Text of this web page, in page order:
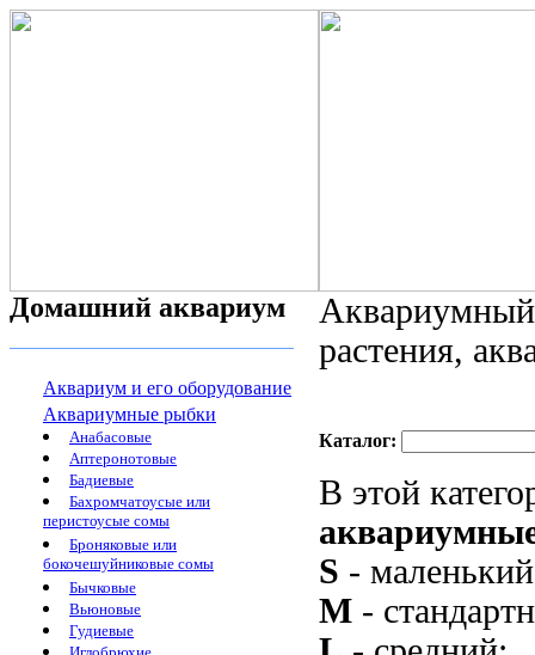
Домашний аквариум
Аквариум и его оборудование
Аквариумные рыбки
Анабасовые
Аптеронотовые
Бадиевые
Бахромчатоусые или
перистоусые сомы
Броняковые или
бокочешуйниковые сомы
Бычковые
Вьюновые
Гудиевые
растения,
Каталог:
В этой
S -
M -